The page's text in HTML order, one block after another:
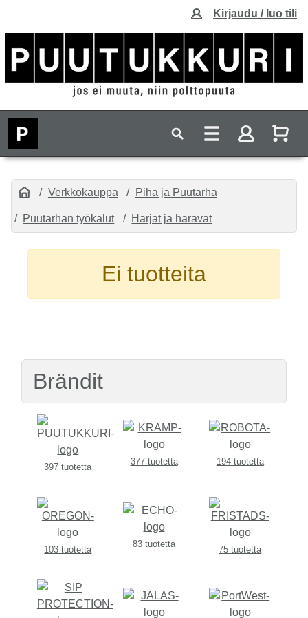
Kirjaudu / luo tili
Verkkokauppa Piha ja Puutarha
Puutarhan työkalut Harjat ja haravat
Ei tuotteita
Brändit
397 tuotetta
377 tuotetta 194 tuotetta
103 tuotetta
83 tuotetta
75 tuotetta